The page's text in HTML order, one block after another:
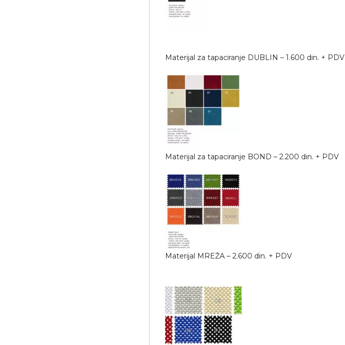
Materijal za tapaciranje DUBLIN – 1.600 din. + PDV
Materijal za tapaciranje BOND – 2.200 din. + PDV
Materijal MREŽA – 2.600 din. + PDV